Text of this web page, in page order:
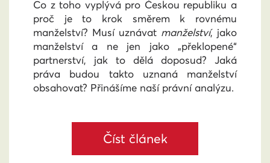
Co z toho vyplývá pro Českou republiku a
proč je to krok směrem k rovnému
manželství? Musí uznávat manželství, jako
manželství a ne jen jako „překlopené“
partnerství, jak to dělá doposud? Jaká
práva budou takto uznaná manželství
obsahovat? Přinášíme naší právní analýzu.
Číst článek